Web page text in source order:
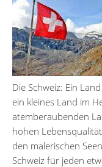
Die Schweiz: Ein
ein kleines Land im
atemberaubenden
hohen
den malerischen
Schweiz für jeden